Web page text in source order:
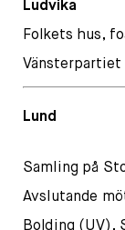
Ludvika
Folkets hus,
Vänsterpartiet
Lund
Samling på
Avslutande
Bolding (UV),